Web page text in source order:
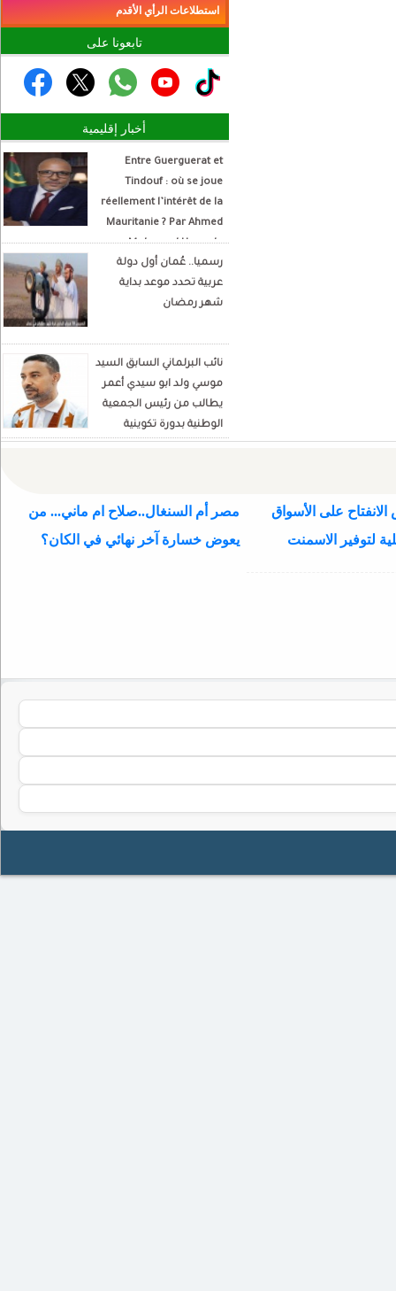
استطلاعات الرأي الأقدم
تابعونا على
أخبار إقليمية
Entre Guerguerat et
Tindouf : où se joue
réellement l’intérêt de la
Mauritanie ? Par Ahmed
Mohamed Hamada
Écrivain et analyste
politique
رسميا.. عُمان أول دولة
عربية تحدد موعد بداية
شهر رمضان
نائب البرلماني السابق السيد
موسي ولد ابو سيدي أعمر
يطالب من رئيس الجمعية
الوطنية بدورة تكوينية
للنواب الجديد
على الأسواق
لتوفير الاسمنت
مصر أم السنغال..صلاح ام ماني... من
يعوض خسارة آخر نهائي في الكان؟